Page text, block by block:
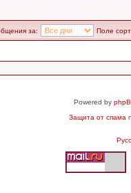
за:
Поле
Powered by
Защита от спама